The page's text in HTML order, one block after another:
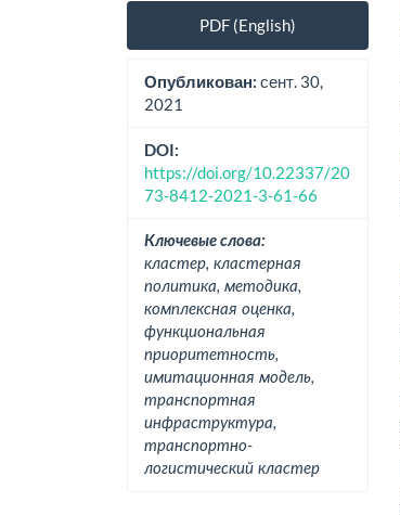
Боковая
панель
статьи
PDF (English)
Опубликован: сент. 30,
2021
DOI:
https://doi.org/10.22337/20
73-8412-2021-3-61-66
Ключевые слова:
кластер, кластерная
политика, методика,
комплексная оценка,
функциональная
приоритетность,
имитационная модель,
транспортная
инфраструктура,
транспортно-
логистический кластер